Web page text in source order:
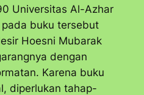
Universitas Al-Azhar
buku tersebut
Hoesni Mubarak
dengan
Karena buku
diperlukan tahap-